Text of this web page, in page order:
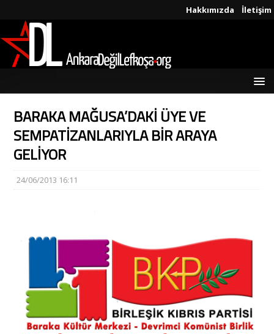
Hakkımızda İletişim
BARAKA MAĞUSA’DAKİ ÜYE VE
SEMPATİZANLARIYLA BİR ARAYA
GELİYOR
24/06/2013 16:11